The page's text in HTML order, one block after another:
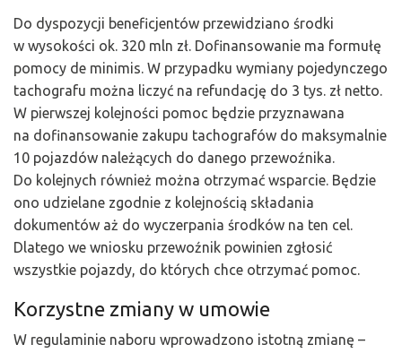
Do dyspozycji beneficjentów przewidziano środki
w wysokości ok. 320 mln zł. Dofinansowanie ma formułę
pomocy de minimis. W przypadku wymiany pojedynczego
tachografu można liczyć na refundację do 3 tys. zł netto.
W pierwszej kolejności pomoc będzie przyznawana
na dofinansowanie zakupu tachografów do maksymalnie
10 pojazdów należących do danego przewoźnika.
Do kolejnych również można otrzymać wsparcie. Będzie
ono udzielane zgodnie z kolejnością składania
dokumentów aż do wyczerpania środków na ten cel.
Dlatego we wniosku przewoźnik powinien zgłosić
wszystkie pojazdy, do których chce otrzymać pomoc.
Korzystne zmiany w umowie
W regulaminie naboru wprowadzono istotną zmianę –